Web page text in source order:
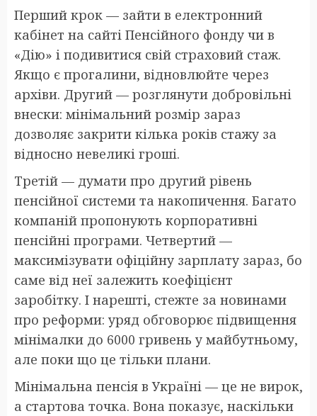
Перший крок — зайти в електронний
кабінет на сайті Пенсійного фонду чи в
«Дію» і подивитися свій страховий стаж.
Якщо є прогалини, відновлюйте через
архіви. Другий — розглянути добровільні
внески: мінімальний розмір зараз
дозволяє закрити кілька років стажу за
відносно невеликі гроші.
Третій — думати про другий рівень
пенсійної системи та накопичення. Багато
компаній пропонують корпоративні
пенсійні програми. Четвертий —
максимізувати офіційну зарплату зараз, бо
саме від неї залежить коефіцієнт
заробітку. І нарешті, стежте за новинами
про реформи: уряд обговорює підвищення
мінімалки до 6000 гривень у майбутньому,
але поки що це тільки плани.
Мінімальна пенсія в Україні — це не вирок,
а стартова точка. Вона показує, наскільки